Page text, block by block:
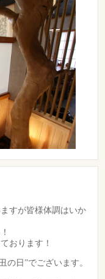
すが皆様体調はいか
おります！
の日”でございます。